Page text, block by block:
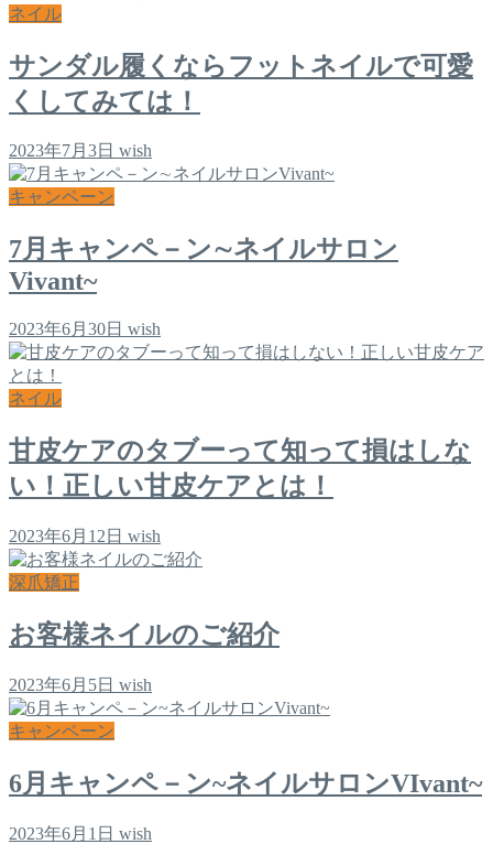
ネイル
サンダル履くならフットネイルで可愛
くしてみては！
2023年7月3日 wish
キャンペーン
7月キャンペ－ン∼ネイルサロン
Vivant~
2023年6月30日 wish
ネイル
甘皮ケアのタブーって知って損はしな
い！正しい甘皮ケアとは！
2023年6月12日 wish
深爪矯正
お客様ネイルのご紹介
2023年6月5日 wish
キャンペーン
6月キャンペ－ン~ネイルサロンVIvant~
2023年6月1日 wish